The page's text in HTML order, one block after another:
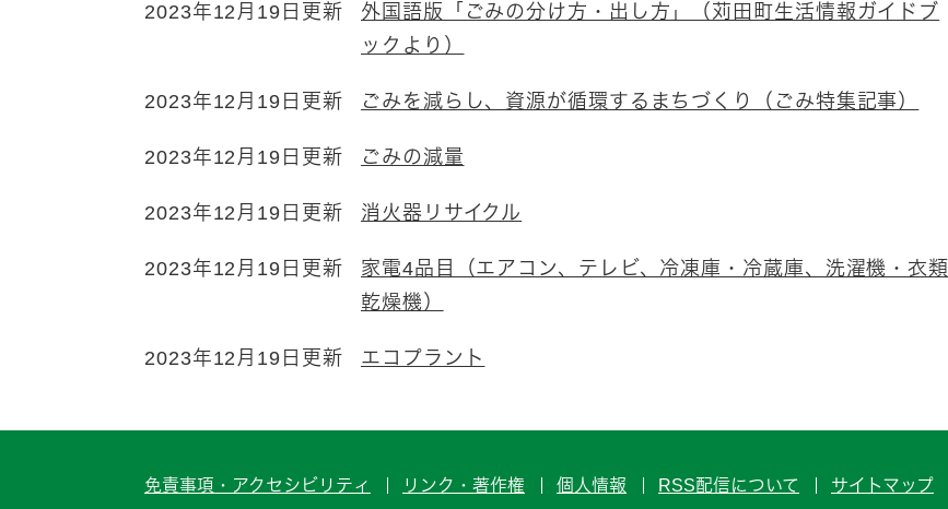
2023年12月19日更新
外国語版「ごみの分け方・出し方」（苅田町生活情報ガイドブ
ックより）
2023年12月19日更新 ごみを減らし、資源が循環するまちづくり（ごみ特集記事）
2023年12月19日更新 ごみの減量
2023年12月19日更新 消火器リサイクル
2023年12月19日更新
家電4品目（エアコン、テレビ、冷凍庫・冷蔵庫、洗濯機・衣類
乾燥機）
2023年12月19日更新 エコプラント
免責事項・アクセシビリティ リンク・著作権 個人情報 RSS配信について サイトマップ